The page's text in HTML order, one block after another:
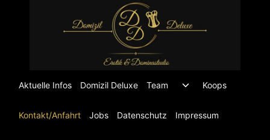
Aktuelle Infos Domizil Deluxe Team
Untermenü
umschalten
Koops
Kontakt/Anfahrt Jobs Datenschutz Impressum